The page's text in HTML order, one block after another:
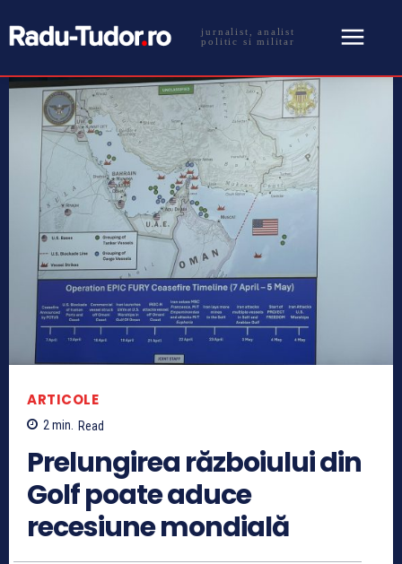
jurnalist, analist
politic si militar
ARTICOLE
2min. Read
Prelungirea războiului din
Golf poate aduce
recesiune mondială